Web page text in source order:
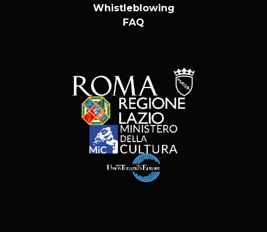
Whistleblowing
FAQ